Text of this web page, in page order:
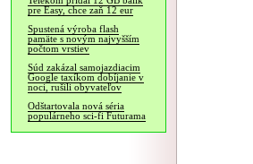
pre Easy, chce zaň 12 eur
Spustená výroba flash
pamäte s novým najvyšším
počtom vrstiev
Súd zakázal samojazdiacim
Google taxíkom dobíjanie v
noci, rušili obyvateľov
Odštartovala nová séria
populárneho sci-fi Futurama